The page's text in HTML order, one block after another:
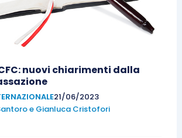
nuovi chiarimenti dalla
21/06/2023
e Gianluca Cristofori